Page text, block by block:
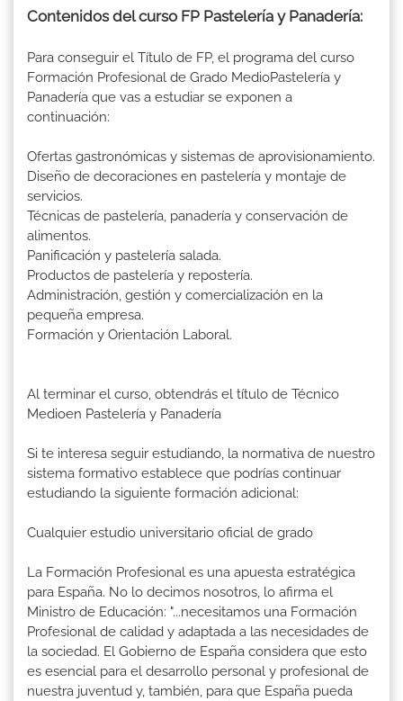
Contenidos del curso FP Pastelería y Panadería:
Para conseguir el Título de FP, el programa del curso
Formación Profesional de Grado MedioPastelería y
Panadería que vas a estudiar se exponen a
continuación:
Ofertas gastronómicas y sistemas de aprovisionamiento.
Diseño de decoraciones en pastelería y montaje de
servicios.
Técnicas de pastelería, panadería y conservación de
alimentos.
Panificación y pastelería salada.
Productos de pastelería y repostería.
Administración, gestión y comercialización en la
pequeña empresa.
Formación y Orientación Laboral.
Al terminar el curso, obtendrás el título de Técnico
Medioen Pastelería y Panadería
Si te interesa seguir estudiando, la normativa de nuestro
sistema formativo establece que podrías continuar
estudiando la siguiente formación adicional:
Cualquier estudio universitario oficial de grado
La Formación Profesional es una apuesta estratégica
para España. No lo decimos nosotros, lo afirma el
Ministro de Educación: "...necesitamos una Formación
Profesional de calidad y adaptada a las necesidades de
la sociedad. El Gobierno de España considera que esto
es esencial para el desarrollo personal y profesional de
nuestra juventud y, también, para que España pueda